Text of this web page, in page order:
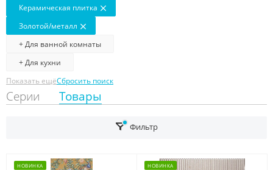
Керамическая плитка
Золотой/металл
+ Для ванной комнаты
+ Для кухни
Показать ещёСбросить поиск
Серии Товары
Фильтр
НОВИНКА НОВИНКА